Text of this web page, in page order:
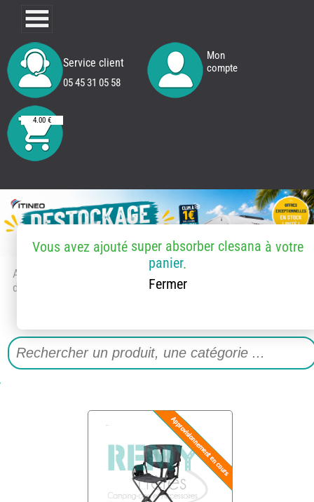
Service client
05 45 31 05 58
Mon
compte
4.00 €
Accueil
> Accessoires et pièces
détachées
Vous avez ajouté super absorber clesana à votre
panier.
Fermer